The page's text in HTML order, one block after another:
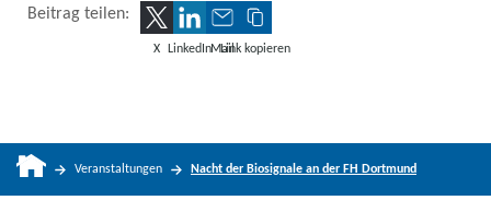
Beitrag teilen:
X LinkedInMailLink kopieren
Veranstaltungen Nacht der Biosignale an der FH Dortmund